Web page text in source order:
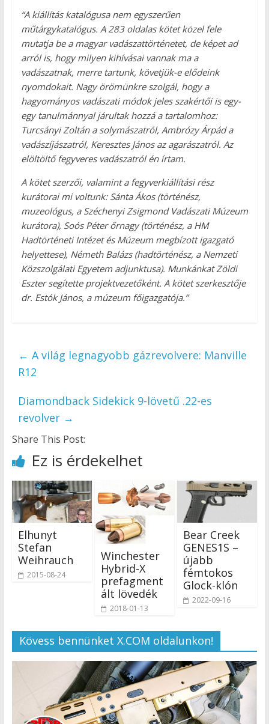
“A kiállítás katalógusa nem egyszerűen
műtárgykatalógus. A 283 oldalas kötet közel fele
mutatja be a magyar vadászattörténetet, de képet ad
arról is, hogy milyen kihívásai vannak ma a
vadászatnak, merre tartunk, követjük-e elődeink
nyomdokait. Nagy örömünkre szolgál, hogy a
hagyományos vadászati módok jeles szakértői is egy-
egy tanulmánnyal járultak hozzá a tartalomhoz:
Turcsányi Zoltán a solymászatról, Ambrózy Árpád a
vadászíjászatról, Keresztes János az agarászatról. Az
elöltöltő fegyveres vadászatról én írtam.
A kötet szerzői, valamint a fegyverkiállítási rész
kurátorai mi voltunk: Sánta Ákos (történész,
muzeológus, a Széchenyi Zsigmond Vadászati Múzeum
kurátora), Soós Péter őrnagy (történész, a HM
Hadtörténeti Intézet és Múzeum megbízott igazgató
helyettese), Németh Balázs (hadtörténész, a Nemzeti
Közszolgálati Egyetem adjunktusa). Munkánkat Zöldi
Eszter segítette projektvezetőként. A kötet szerkesztője
dr. Estók János, a múzeum főigazgatója.”
← A világ legnagyobb gázrevolvere: Manville
R12
Diamondback Sidekick 9-lövetű .22-es
revolver →
Share This Post:
Ez is érdekelhet
Elhunyt
Stefan
Weihrauch
2015-08-24
Winchester
Hybrid-X
prefagment
ált lövedék
2018-01-13
Bear Creek
GENES1S –
újabb
fémtokos
Glock-klón
2022-09-16
Kövess bennünket X.COM oldalunkon!